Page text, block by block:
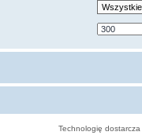
Technologię dostarcza